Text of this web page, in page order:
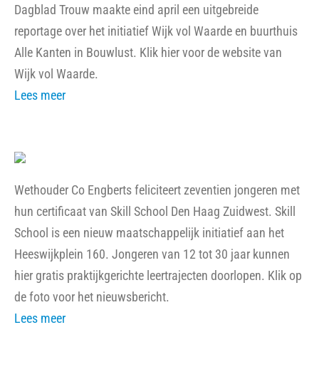
Dagblad Trouw maakte eind april een uitgebreide
reportage over het initiatief Wijk vol Waarde en buurthuis
Alle Kanten in Bouwlust. Klik hier voor de website van
Wijk vol Waarde.
Lees meer
Wethouder Co Engberts feliciteert zeventien jongeren met
hun certificaat van Skill School Den Haag Zuidwest. Skill
School is een nieuw maatschappelijk initiatief aan het
Heeswijkplein 160. Jongeren van 12 tot 30 jaar kunnen
hier gratis praktijkgerichte leertrajecten doorlopen. Klik op
de foto voor het nieuwsbericht.
Lees meer